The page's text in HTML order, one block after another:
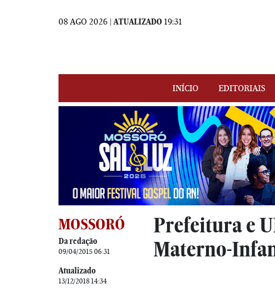
08 AGO 2026 | ATUALIZADO 19:31
INÍCIO EDITORIAIS
MOSSORÓ
Da redação
09/04/2015 06:31
Atualizado
13/12/2018 14:34
Prefeitura e
Materno-